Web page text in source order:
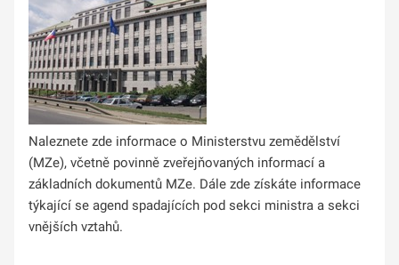
Naleznete zde informace o Ministerstvu zemědělství
(MZe), včetně povinně zveřejňo­vaných informací a
základních dokumentů MZe. Dále zde získáte informace
týkající se agend spadajících pod sekci ministra a sekci
vnějších vztahů.